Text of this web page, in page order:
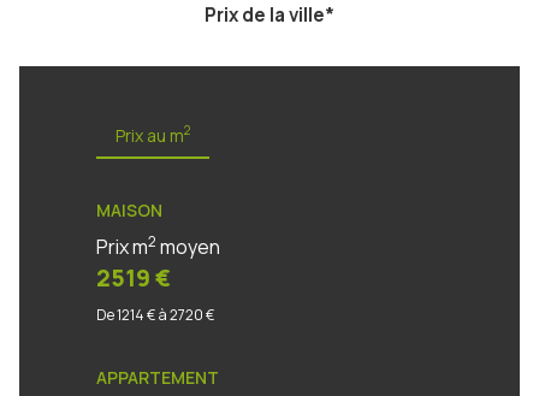
Prix de la ville*
Prix au m2
MAISON
Prix m2 moyen
2519 €
De 1214 € à 2720 €
APPARTEMENT